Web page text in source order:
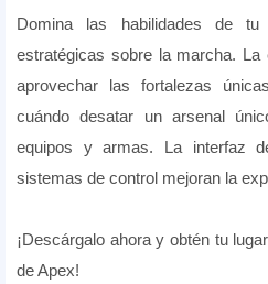
Domina las habilidades de tu
estratégicas sobre la marcha.
aprovechar las fortalezas
cuándo desatar un arsenal
equipos y armas. La interfaz
sistemas de control mejoran la
¡Descárgalo ahora y obtén tu
de Apex!